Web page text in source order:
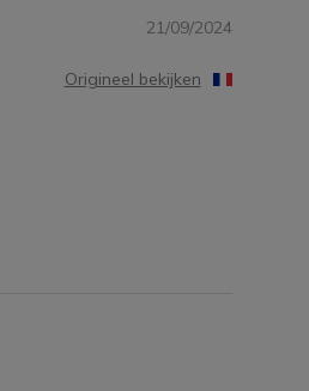
21/09/2024
Origineel bekijken